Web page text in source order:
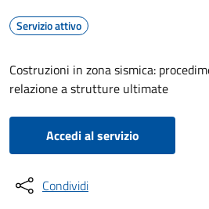
Servizio attivo
Costruzioni in zona sismica:
relazione a strutture ultimate
Accedi al servizio
Condividi